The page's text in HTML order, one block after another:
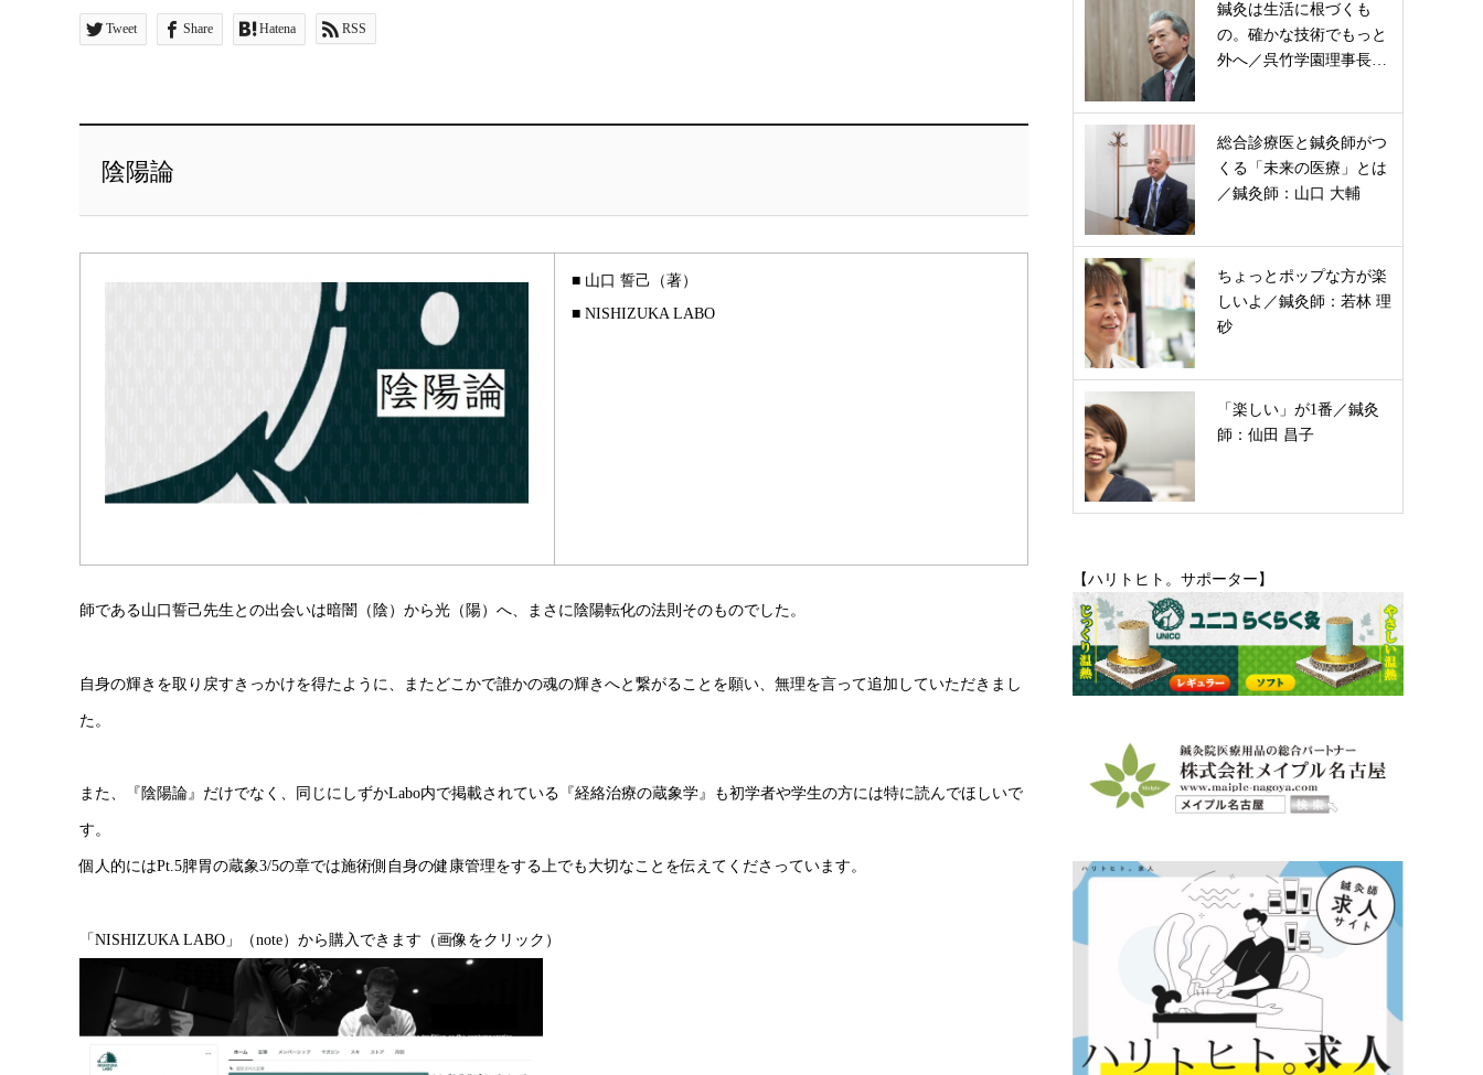
Tweet Share Hatena RSS
陰陽論
■ 山口 誓己（著）
■ NISHIZUKA LABO
師である山口誓己先生との出会いは暗闇（陰）から光（陽）へ、まさに陰陽転化の法則そのものでした。
自身の輝きを取り戻すきっかけを得たように、またどこかで誰かの魂の輝きへと繋がることを願い、無理を言って追加していただきまし
た。
また、『陰陽論』だけでなく、同じにしずかLabo内で掲載されている『経絡治療の蔵象学』も初学者や学生の方には特に読んでほしいで
す。
個人的にはPt.5脾胃の蔵象3/5の章では施術側自身の健康管理をする上でも大切なことを伝えてくださっています。
「NISHIZUKA LABO」（note）から購入できます（画像をクリック）
鍼灸は生活に根づくも
の。確かな技術でもっと
外へ／呉竹学園理事長…
総合診療医と鍼灸師がつ
くる「未来の医療」とは
／鍼灸師：山口 大輔
ちょっとポップな方が楽
しいよ／鍼灸師：若林 理
砂
「楽しい」が1番／鍼灸
師：仙田 昌子
【ハリトヒト。サポーター】